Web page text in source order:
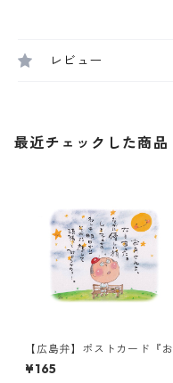
レビュー
最近チェックした商品
【広島弁】ポストカード『お
月さんよ、なしてあんた
ぁ・・・』
¥165